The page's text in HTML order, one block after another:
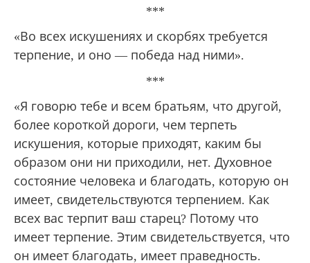
***
«Во всех искушениях и скорбях требуется
терпение, и оно — победа над ними».
***
«Я говорю тебе и всем братьям, что другой,
более короткой дороги, чем терпеть
искушения, которые приходят, каким бы
образом они ни приходили, нет. Духовное
состояние человека и благодать, которую он
имеет, свидетельствуются терпением. Как
всех вас терпит ваш старец? Потому что
имеет терпение. Этим свидетельствуется, что
он имеет благодать, имеет праведность.